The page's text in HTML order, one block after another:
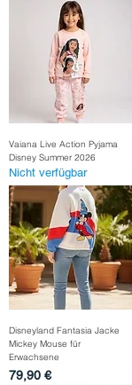
Vaiana Live Action Pyjama
Disney Summer 2026
Nicht verfügbar
Disneyland Fantasia Jacke
Mickey Mouse für
Erwachsene
Preis
79,90 €